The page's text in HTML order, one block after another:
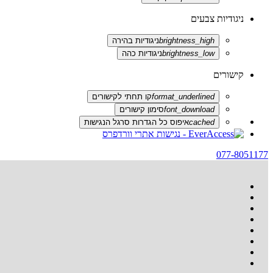
ניגודיות צבעים
brightness_highניגודיות בהירה
brightness_lowניגודיות כהה
קישורים
format_underlinedקו תחתי לקישורים
font_downloadסימון קישורים
cachedאיפוס כל הגדרות סרגל הנגישות
077-8051177